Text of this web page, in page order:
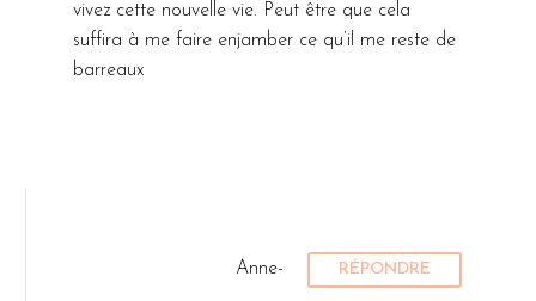
vivez cette nouvelle vie. Peut être que cela
suffira à me faire enjamber ce qu’il me reste de
barreaux
Anne- RÉPONDRE